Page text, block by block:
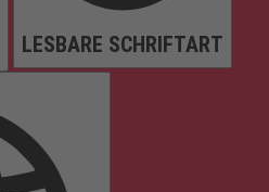
LESBARE SCHRIFTART